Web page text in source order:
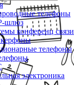
телефоны
шлюз
конференц связи
телефоны
электроника